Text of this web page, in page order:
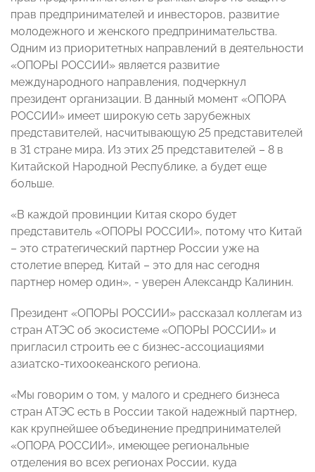
прав предпринимателей и инвесторов, развитие
молодежного и женского предпринимательства.
Одним из приоритетных направлений в деятельности
«ОПОРЫ РОССИИ» является развитие
международного направления, подчеркнул
президент организации. В данный момент «ОПОРА
РОССИИ» имеет широкую сеть зарубежных
представителей, насчитывающую 25 представителей
в 31 стране мира. Из этих 25 представителей – 8 в
Китайской Народной Республике, а будет еще
больше.
«В каждой провинции Китая скоро будет
представитель «ОПОРЫ РОССИИ», потому что Китай
– это стратегический партнер России уже на
столетие вперед. Китай – это для нас сегодня
партнер номер один», - уверен Александр Калинин.
Президент «ОПОРЫ РОССИИ» рассказал коллегам из
стран АТЭС об экосистеме «ОПОРЫ РОССИИ» и
пригласил строить ее с бизнес-ассоциациями
азиатско-тихоокеанского региона.
«Мы говорим о том, у малого и среднего бизнеса
стран АТЭС есть в России такой надежный партнер,
как крупнейшее объединение предпринимателей
«ОПОРА РОССИИ», имеющее региональные
отделения во всех регионах России, куда